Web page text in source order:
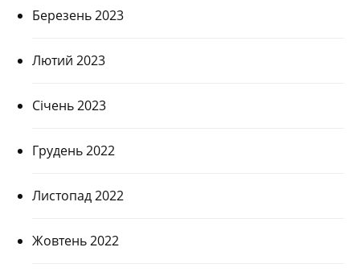
Березень 2023
Лютий 2023
Січень 2023
Грудень 2022
Листопад 2022
Жовтень 2022